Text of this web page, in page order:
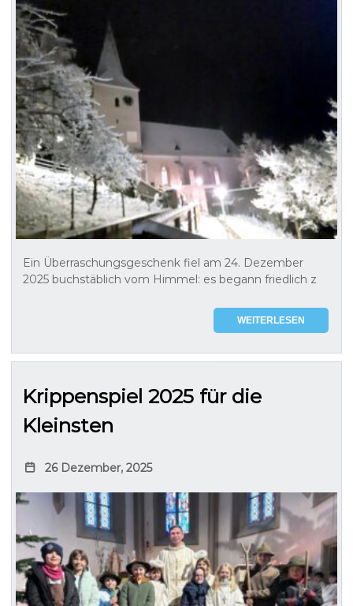
Ein Überraschungsgeschenk fiel am 24. Dezember
2025 buchstäblich vom Himmel: es begann friedlich z
WEITERLESEN
Krippenspiel 2025 für die
Kleinsten
26 Dezember, 2025